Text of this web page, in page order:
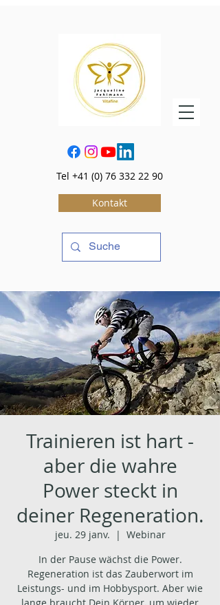
Tel +41 (0) 76 332 22 90
Kontakt
Trainieren ist hart -
aber die wahre
Power steckt in
deiner Regeneration.
jeu. 29 janv.
  |
Webinar
In der Pause wächst die Power.
Regeneration ist das Zauberwort im
Leistungs- und im Hobbysport. Aber wie